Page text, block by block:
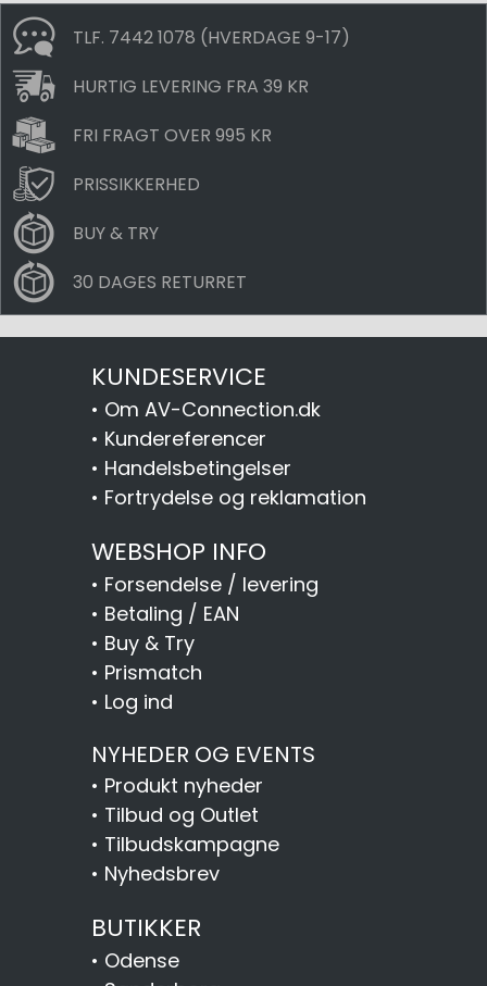
TLF. 7442 1078 (HVERDAGE 9-17)
HURTIG LEVERING FRA 39 KR
FRI FRAGT OVER 995 KR
PRISSIKKERHED
BUY & TRY
30 DAGES RETURRET
KUNDESERVICE
• Om AV-Connection.dk
• Kundereferencer
• Handelsbetingelser
• Fortrydelse og reklamation
WEBSHOP INFO
• Forsendelse / levering
• Betaling / EAN
• Buy & Try
• Prismatch
• Log ind
NYHEDER OG EVENTS
• Produkt nyheder
• Tilbud og Outlet
• Tilbudskampagne
• Nyhedsbrev
BUTIKKER
• Odense